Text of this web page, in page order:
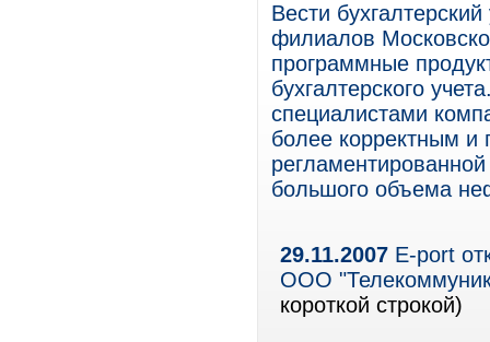
Вести
филиалов
программные
бухгалтерского
специалистами
более корректным
большого объема
29.11.2007 Е-port
ООО
короткой строкой)